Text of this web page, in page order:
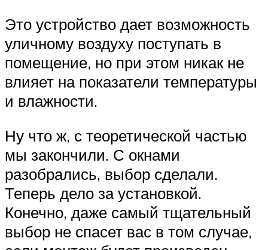
Это устройство дает возможность
уличному воздуху поступать в
помещение, но при этом никак не
влияет на показатели температуры
и влажности.
Ну что ж, с теоретической частью
мы закончили. С окнами
разобрались, выбор сделали.
Теперь дело за установкой.
Конечно, даже самый тщательный
выбор не спасет вас в том случае,